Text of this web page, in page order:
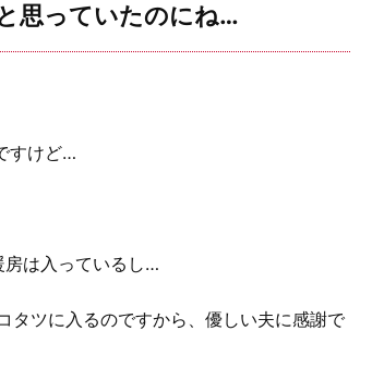
思っていたのにね…
すけど…
房は入っているし…
タツに入るのですから、優しい夫に感謝で